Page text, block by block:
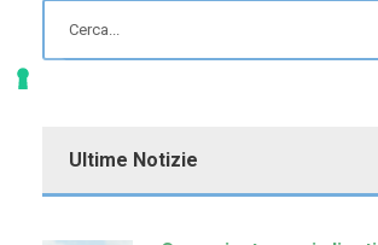
Ultime Notizie